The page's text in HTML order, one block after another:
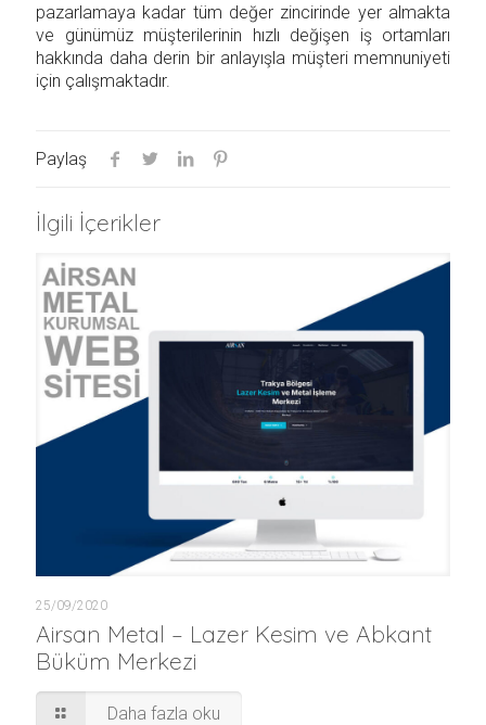
pazarlamaya kadar tüm değer zincirinde yer almakta
ve günümüz müşterilerinin hızlı değişen iş ortamları
hakkında daha derin bir anlayışla müşteri memnuniyeti
için çalışmaktadır.
Paylaş
İlgili İçerikler
25/09/2020
Airsan Metal – Lazer Kesim ve Abkant
Büküm Merkezi
Daha fazla oku